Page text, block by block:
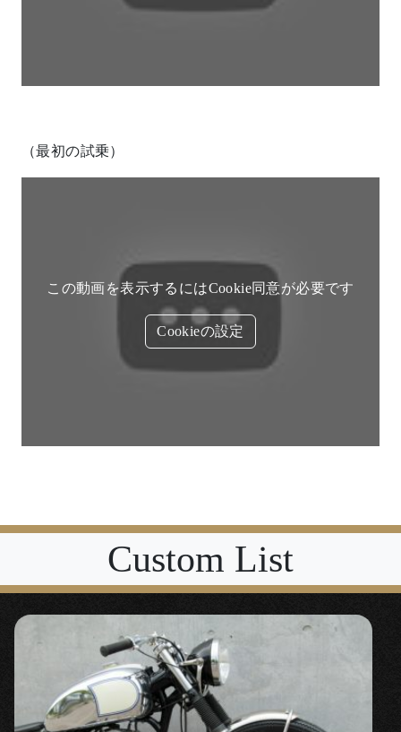
（最初の試乗）
この動画を表示するにはCookie同意が必要です
Cookieの設定
Custom List